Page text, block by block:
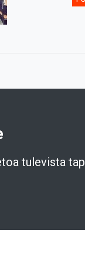
tulevista